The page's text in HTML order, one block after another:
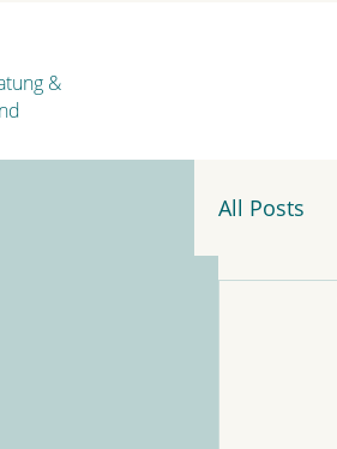
&
All Posts